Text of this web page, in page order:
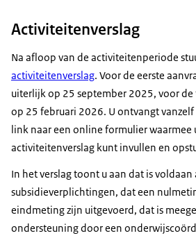
Activiteitenverslag
Na afloop van de activiteitenperiode
activiteitenverslag. Voor de eerste
uiterlijk op 25 september 2025, voor
op 25 februari 2026. U ontvangt
link naar een online formulier waarmee
activiteitenverslag kunt invullen en
In het verslag toont u aan dat is voldaan
subsidieverplichtingen, dat een
eindmeting zijn uitgevoerd, dat is
ondersteuning door een